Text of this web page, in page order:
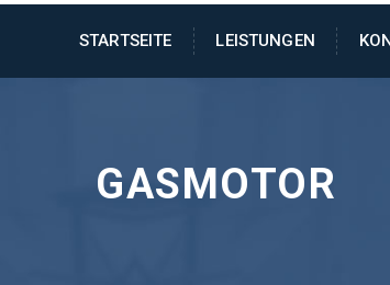
STARTSEITE LEISTUNGEN
GASMOTOR